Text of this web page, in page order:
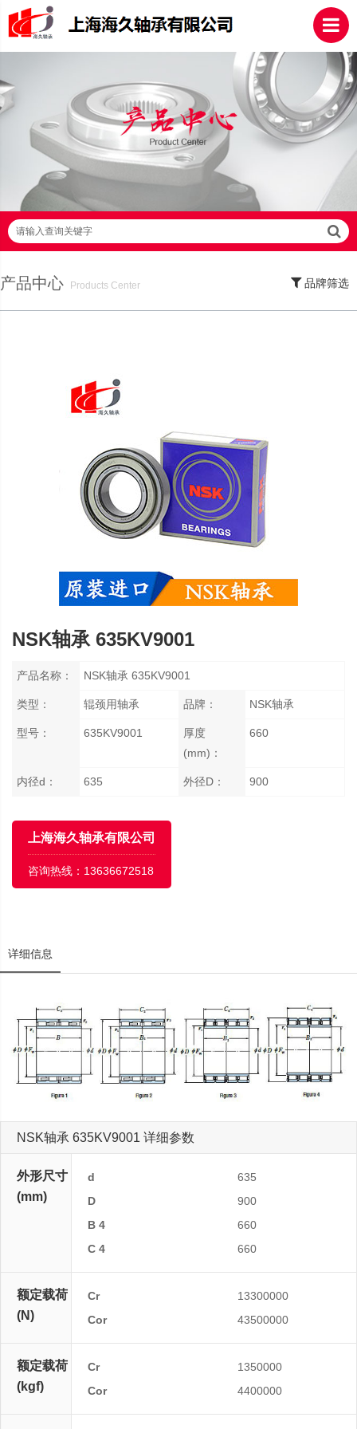
请输入查询关键字
产品中心
Products Center
品牌筛选
NSK轴承 635KV9001
产品名称： NSK轴承 635KV9001
类型： 辊颈用轴承 品牌： NSK轴承
型号： 635KV9001
厚度
(mm)：
660
内径d： 635 外径D： 900
上海海久轴承有限公司
咨询热线： 13636672518
详细信息
NSK轴承 635KV9001 详细参数
外形尺寸
(mm)
d
635
D
900
B 4
660
C 4
660
额定载荷
(N)
Cr
13300000
Cor
43500000
额定载荷
(kgf)
Cr
1350000
Cor
4400000